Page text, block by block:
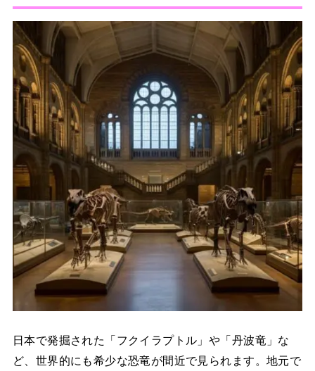
日本で発掘された「フクイラプトル」や「丹波竜」な
ど、世界的にも希少な恐竜が間近で見られます。地元で